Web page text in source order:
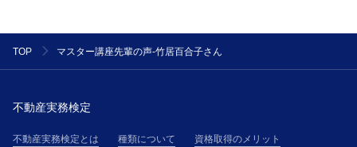
TOP マスター講座先輩の声-竹居百合子さん
不動産実務検定
不動産実務検定とは 種類について 資格取得のメリット